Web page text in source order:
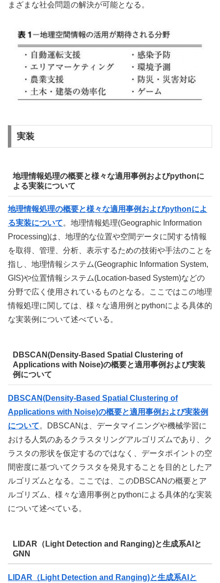
まざまな社会問題の解決が可能となる。
実装
地理情報処理の概要と様々な適用事例およびpythonに
よる実装について
地理情報処理の概要と様々な適用事例およびpythonによ
る実装について。地理情報処理(Geographic Information
Processing)は、地理的な位置や空間データに関する情報
を取得、管理、分析、表示するための技術や手法のことを
指し、地理情報システム(Geographic Information System,
GIS)や位置情報システム(Location-based System)などの
分野で広く使用されているものとなる。ここではこの地理
情報処理に関しては、様々な適用例とpythonによる具体的
な実装例について述べている。
DBSCAN(Density-Based Spatial Clustering of
Applications with Noise)の概要と適用事例および実装
例について
DBSCAN(Density-Based Spatial Clustering of
Applications with Noise)の概要と適用事例および実装例
について。DBSCANは、データマイニングや機械学習に
おける人気のあるクラスタリングアルゴリズムであり、ク
ラスタの形状を仮定するのではなく、データポイントの空
間密度に基づいてクラスタを発見することを目的としたア
ルゴリズムとなる。ここでは、このDBSCANの概要とア
ルゴリズム、様々な適用事例とpythonによる具体的な実装
について述べている。
LIDAR（Light Detection and Ranging)と生成系AIと
GNN
LIDAR（Light Detection and Ranging)と生成系AIと